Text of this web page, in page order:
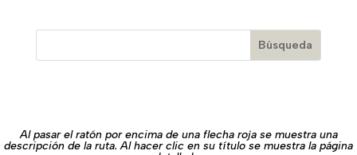
Al pasar el ratón por encima de una flecha roja se muestra una
descripción de la ruta. Al hacer clic en su título se muestra la página